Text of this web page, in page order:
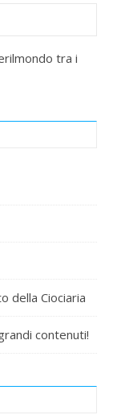
tra i
della Ciociaria
contenuti!